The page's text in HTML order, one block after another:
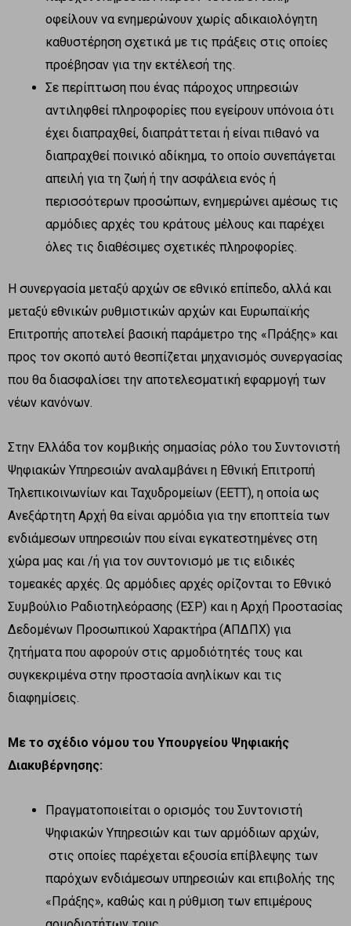
οφείλουν να ενημερώνουν χωρίς αδικαιολόγητη
καθυστέρηση σχετικά με τις πράξεις στις οποίες
προέβησαν για την εκτέλεσή της.
Σε περίπτωση που ένας πάροχος υπηρεσιών
αντιληφθεί πληροφορίες που εγείρουν υπόνοια ότι
έχει διαπραχθεί, διαπράττεται ή είναι πιθανό να
διαπραχθεί ποινικό αδίκημα, το οποίο συνεπάγεται
απειλή για τη ζωή ή την ασφάλεια ενός ή
περισσότερων προσώπων, ενημερώνει αμέσως τις
αρμόδιες αρχές του κράτους μέλους και παρέχει
όλες τις διαθέσιμες σχετικές πληροφορίες.
Η συνεργασία μεταξύ αρχών σε εθνικό επίπεδο, αλλά και
μεταξύ εθνικών ρυθμιστικών αρχών και Ευρωπαϊκής
Επιτροπής αποτελεί βασική παράμετρο της «Πράξης» και
προς τον σκοπό αυτό θεσπίζεται μηχανισμός συνεργασίας
που θα διασφαλίσει την αποτελεσματική εφαρμογή των
νέων κανόνων.
Στην Ελλάδα τον κομβικής σημασίας ρόλο του Συντονιστή
Ψηφιακών Υπηρεσιών αναλαμβάνει η Εθνική Επιτροπή
Τηλεπικοινωνίων και Ταχυδρομείων (ΕΕΤΤ), η οποία ως
Ανεξάρτητη Αρχή θα είναι αρμόδια για την εποπτεία των
ενδιάμεσων υπηρεσιών που είναι εγκατεστημένες στη
χώρα μας και /ή για τον συντονισμό με τις ειδικές
τομεακές αρχές. Ως αρμόδιες αρχές ορίζονται το Εθνικό
Συμβούλιο Ραδιοτηλεόρασης (ΕΣΡ) και η Αρχή Προστασίας
Δεδομένων Προσωπικού Χαρακτήρα (ΑΠΔΠΧ) για
ζητήματα που αφορούν στις αρμοδιότητές τους και
συγκεκριμένα στην προστασία ανηλίκων και τις
διαφημίσεις.
Με το σχέδιο νόμου του Υπουργείου Ψηφιακής
Διακυβέρνησης:
Πραγματοποιείται ο ορισμός του Συντονιστή
Ψηφιακών Υπηρεσιών και των αρμόδιων αρχών,
στις οποίες παρέχεται εξουσία επίβλεψης των
παρόχων ενδιάμεσων υπηρεσιών και επιβολής της
«Πράξης», καθώς και η ρύθμιση των επιμέρους